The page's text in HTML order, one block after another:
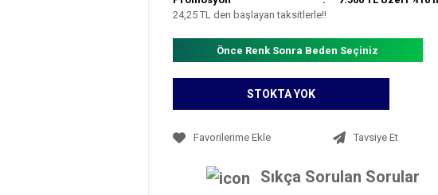
24,25 TL den başlayan taksitlerle!!
Önce Renk Sonra Beden Seçiniz
STOKTA YOK
Tavsiye Et
Sıkça Sorulan Sorular